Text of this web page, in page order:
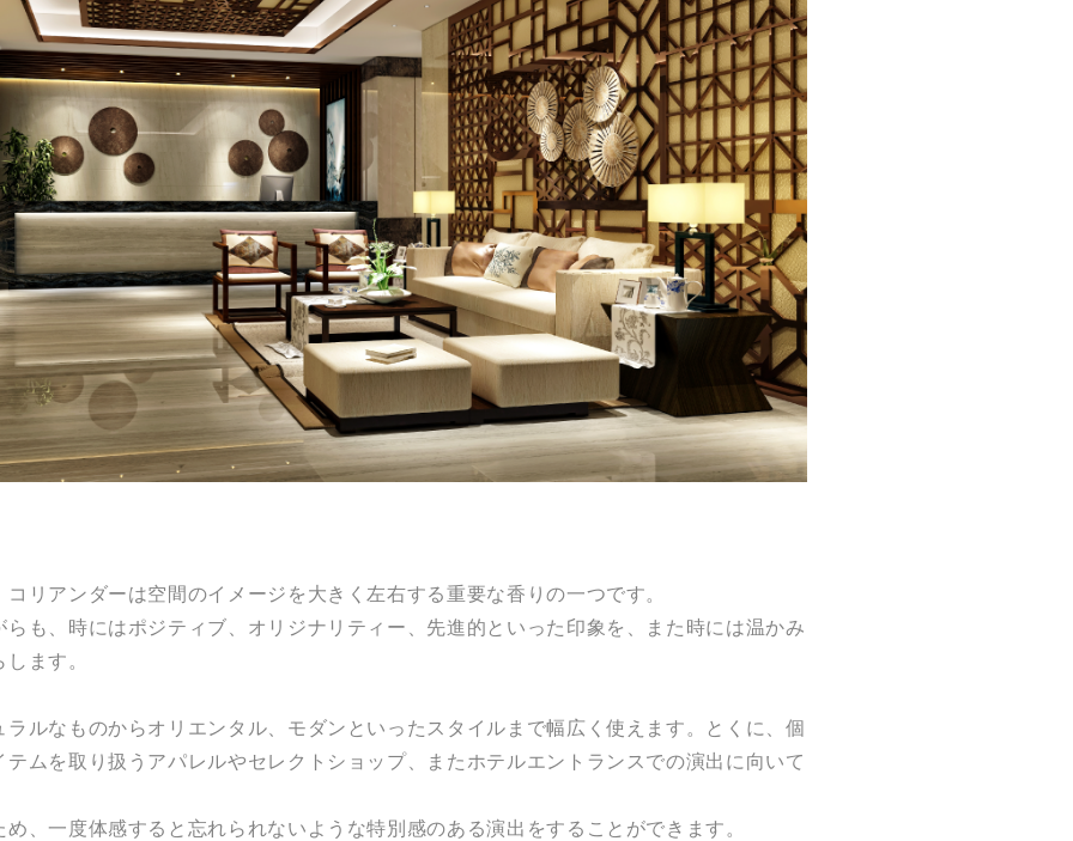
リアンダーは空間のイメージを大きく左右する重要な香りの一つです。
も、時にはポジティブ、オリジナリティー、先進的といった印象を、また時には温かみ
ます。
ルなものからオリエンタル、モダンといったスタイルまで幅広く使えます。とくに、個
ムを取り扱うアパレルやセレクトショップ、またホテルエントランスでの演出に向いて
、一度体感すると忘れられないような特別感のある演出をすることができます。